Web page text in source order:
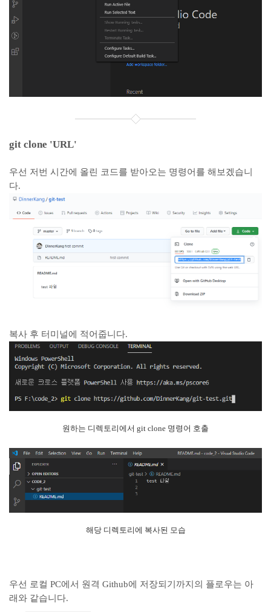
git clone 'URL'
우선 저번 시간에 올린 코드를 받아오는 명령어를 해보겠습니
다.
복사 후 터미널에 적어줍니다.
원하는 디렉토리에서 git clone 명령어 호출
해당 디렉토리에 복사된 모습
우선 로컬 PC에서 원격 Github에 저장되기까지의 플로우는 아
래와 같습니다.